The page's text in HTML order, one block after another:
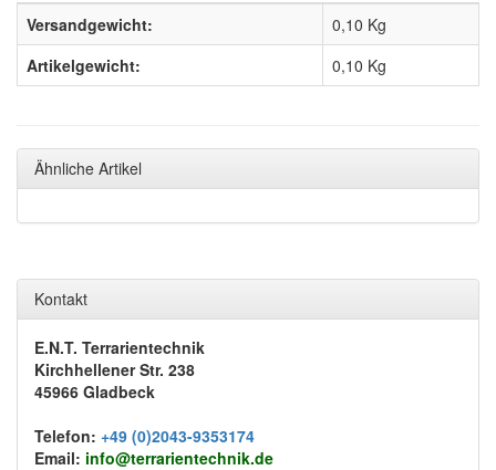
Versandgewicht:
0,10 Kg
Artikelgewicht:
0,10 Kg
Ähnliche Artikel
Kontakt
E.N.T. Terrarientechnik
Kirchhellener Str. 238
45966 Gladbeck
Telefon: +49 (0)2043-9353174
Email: info@terrarientechnik.de